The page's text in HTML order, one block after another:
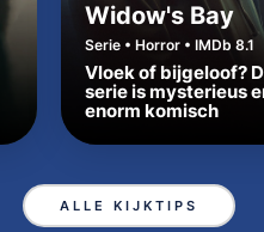
Widow's Bay
Serie • Horror • IMDb 8.1
Vloek of bijgeloof?
serie is mysterieus
enorm komisch
ALLE KIJKTIPS